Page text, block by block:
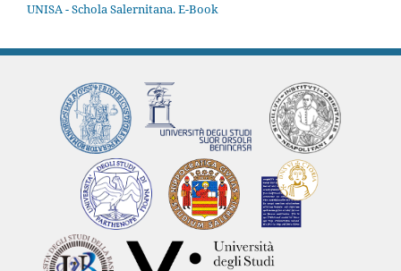
UNISA - Schola Salernitana. E-Book